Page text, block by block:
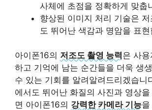
사체에 초점을 정확하게 맞춥
향상된 이미지 처리 기술은
도 뛰어난 색감과 명암을 표
아이폰16의 저조도 촬영 능력은 사
하고 기억에 남는 순간들을 더욱 생
수 있는 기회를 알려알려드리겠습니
에서도 뛰어난 화질의 사진과 영상
면 아이폰16의 강력한 카메라 기능